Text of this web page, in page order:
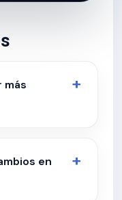
más
en